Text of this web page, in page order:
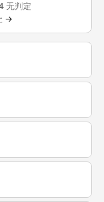
无判定
→